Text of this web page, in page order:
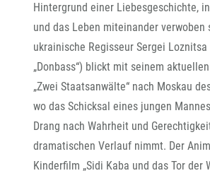
Hintergrund einer Liebesgeschichte,
und das Leben miteinander verwoben
ukrainische Regisseur Sergei Loznitsa
„Donbass“) blickt mit seinem
„Zwei Staatsanwälte“ nach Moskau
wo das Schicksal eines jungen
Drang nach Wahrheit und
dramatischen Verlauf nimmt. Der
Kinderfilm „Sidi Kaba und das Tor der